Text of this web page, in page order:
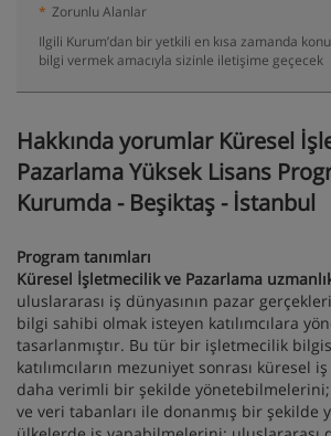
* Zorunlu Alanlar
Ilgili Kurum’dan bir yetkili en kısa zamanda
bilgi vermek amacıyla sizinle iletişime geçecek
Hakkında yorumlar Küresel
Pazarlama Yüksek Lisans
Kurumda - Beşiktaş - İstanbul
Program tanımları
Küresel İşletmecilik ve Pazarlama
uluslararası iş dünyasının pazar
bilgi sahibi olmak isteyen katılımcılara
tasarlanmıştır. Bu tür bir işletmecilik
katılımcıların mezuniyet sonrası küresel
daha verimli bir şekilde
ve veri tabanları ile donanmış bir şekilde